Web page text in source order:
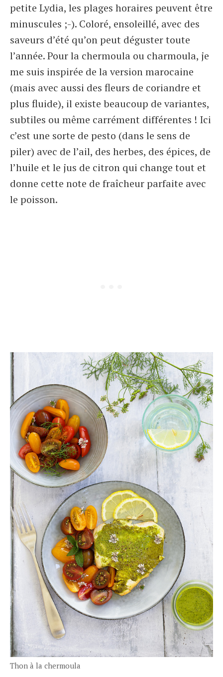
petite Lydia, les plages horaires peuvent être
minuscules ;-). Coloré, ensoleillé, avec des
saveurs d’été qu’on peut déguster toute
l’année. Pour la chermoula ou charmoula, je
me suis inspirée de la version marocaine
(mais avec aussi des fleurs de coriandre et
plus fluide), il existe beaucoup de variantes,
subtiles ou même carrément différentes ! Ici
c’est une sorte de pesto (dans le sens de
piler) avec de l’ail, des herbes, des épices, de
l’huile et le jus de citron qui change tout et
donne cette note de fraîcheur parfaite avec
le poisson.
Thon à la chermoula